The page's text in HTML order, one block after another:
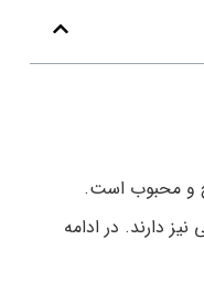
و محبوب است.
دارند. در ادامه